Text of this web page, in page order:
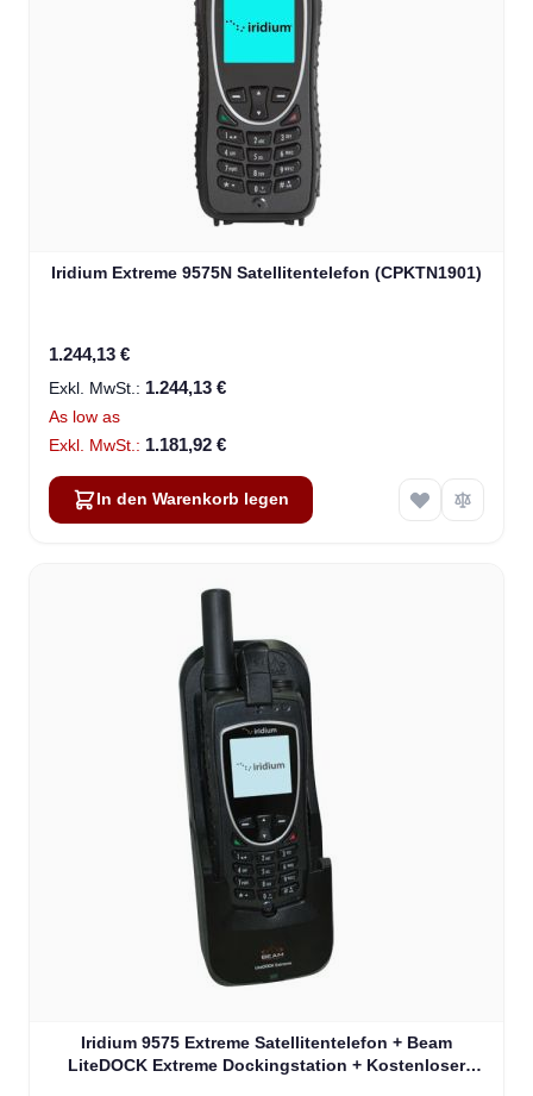
Iridium Extreme 9575N Satellitentelefon (CPKTN1901)
1.244,13 €
1.244,13 €
As low as
1.181,92 €
In den Warenkorb legen
Iridium 9575 Extreme Satellitentelefon + Beam
LiteDOCK Extreme Dockingstation + Kostenloser
The price depends on the options chosen on the product